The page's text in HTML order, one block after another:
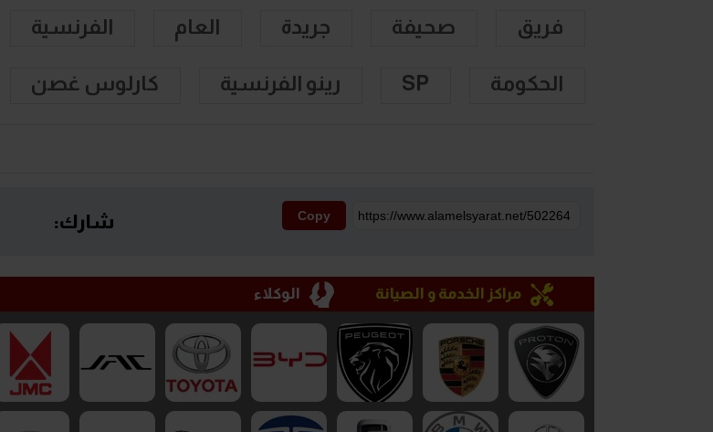
فريق صحيفة جريدة العام الفرنسية
الحكومة SP رينو الفرنسية كارلوس غصن
Copy شارك:
مراكز الخدمة و الصيانة الوكلاء